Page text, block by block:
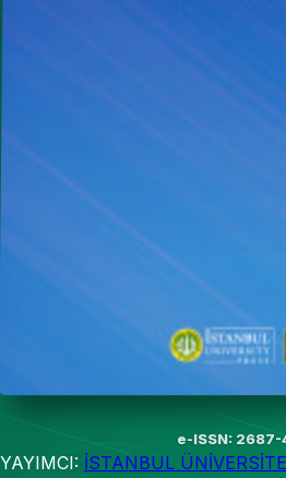
e-ISSN: 2687-
YAYIMCI: İSTANBUL